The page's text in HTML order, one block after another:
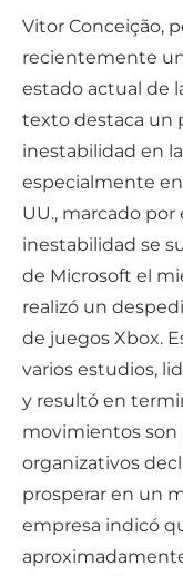
Vitor Conceição,
recientemente
estado actual de
texto destaca un
inestabilidad en
especialmente
UU., marcado
inestabilidad se
de Microsoft el
realizó un
de juegos Xbox.
varios estudios,
y resultó en
movimientos son
organizativos
prosperar en un
empresa indicó